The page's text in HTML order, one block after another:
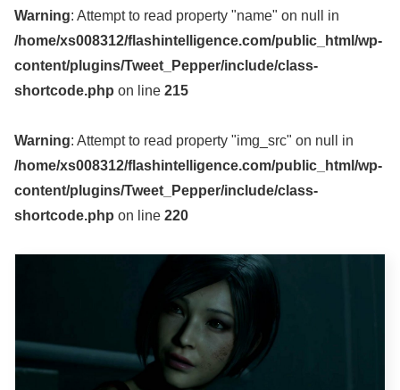
Warning: Attempt to read property "name" on null in
/home/xs008312/flashintelligence.com/public_html/wp-
content/plugins/Tweet_Pepper/include/class-
shortcode.php on line 215
Warning: Attempt to read property "img_src" on null in
/home/xs008312/flashintelligence.com/public_html/wp-
content/plugins/Tweet_Pepper/include/class-
shortcode.php on line 220